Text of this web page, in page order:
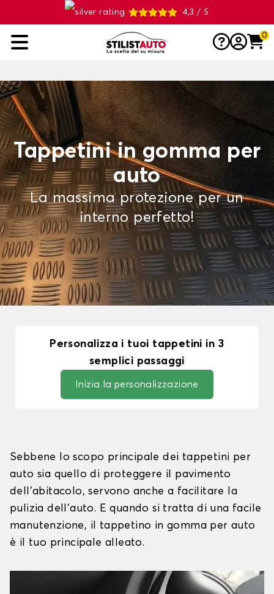
4,3 / 5
0
Tappetini in gomma per
auto
La massima protezione per un
interno perfetto!
Personalizza i tuoi tappetini in 3
semplici passaggi
Inizia la personalizzazione
Sebbene lo scopo principale dei tappetini per
auto sia quello di proteggere il pavimento
dell'abitacolo, servono anche a facilitare la
pulizia dell'auto. E quando si tratta di una facile
manutenzione, il tappetino in gomma per auto
è il tuo principale alleato.